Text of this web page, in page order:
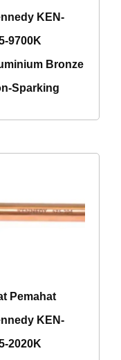
KEN-
9700K
Bronze
Sparking
Pemahat
KEN-
2020K